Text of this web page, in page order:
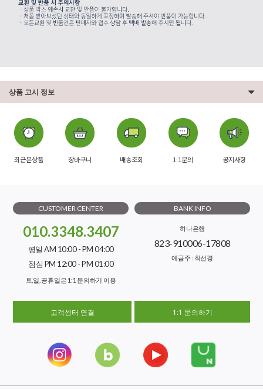
상품 고시 정보
최근본상품 장바구니 배송조회 1:1문의 공지사항
CUSTOMER CENTER
010.3348.3407
평일 AM 10:00 - PM 04:00
점심 PM 12:00 - PM 01:00
토,일, 공휴일은 1:1 문의하기 이용
BANK INFO
하나은행
823-910006-17808
예금주 : 최선경
고객센터 연결 1:1 문의하기